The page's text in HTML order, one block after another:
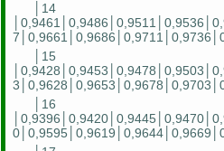
│14
│15
│16